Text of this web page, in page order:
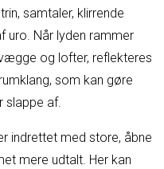
samtaler, klirrende
uro. Når lyden rammer
og lofter, reflekteres
som kan gøre
slappe af.
indrettet med store, åbne
mere udtalt. Her kan